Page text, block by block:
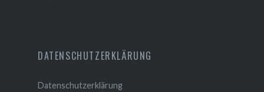
DATENSCHUTZERKLÄRUNG
Datenschutzerklärung